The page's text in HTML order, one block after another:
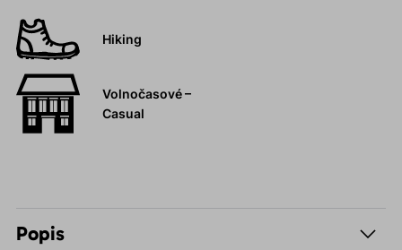
Hiking
Volnočasové –
Casual
Popis